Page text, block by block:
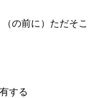
の前に）ただそこ
する